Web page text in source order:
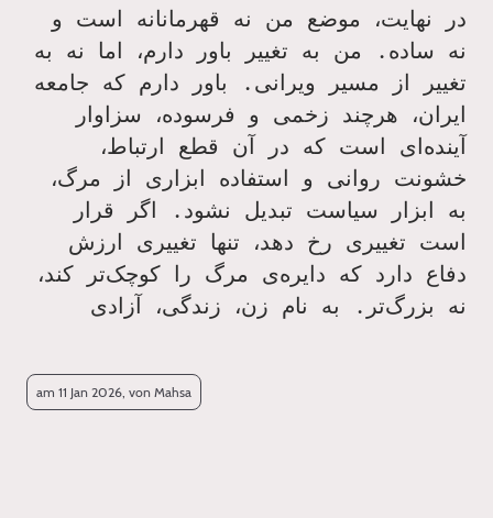
در نهایت، موضع من نه قهرمانانه است و
نه ساده. من به تغییر باور دارم، اما نه به
تغییر از مسیر ویرانی. باور دارم که جامعه
ایران، هرچند زخمی و فرسوده، سزاوار
آینده‌ای است که در آن قطع ارتباط،
خشونت روانی و استفاده ابزاری از مرگ،
به ابزار سیاست تبدیل نشود. اگر قرار
است تغییری رخ دهد، تنها تغییری ارزش
دفاع دارد که دایره‌ی مرگ را کوچک‌تر کند،
نه بزرگ‌تر . به نام زن، زندگی، آزادی
am 11 Jan 2026, von Mahsa